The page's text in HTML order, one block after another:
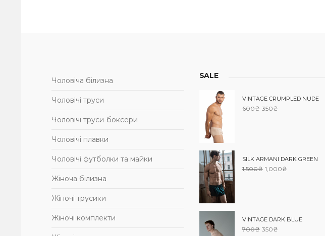
Чоловіча білизна
Чоловічі труси
Чоловічі труси-боксери
Чоловічі плавки
Чоловічі футболки та майки
Жіноча білизна
Жіночі трусики
Жіночі комплекти
SALE
VINTAGE CRUMPLED NUDE
600₴ 350₴
SILK ARMANI DARK GREEN
1,500₴ 1,000₴
VINTAGE DARK BLUE
700₴ 350₴